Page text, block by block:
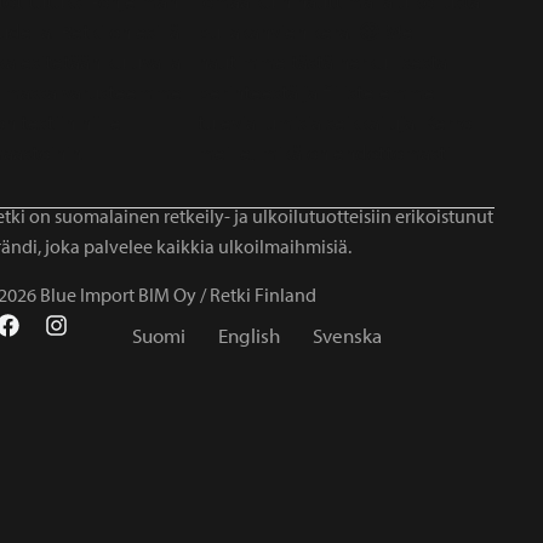
on suomalainen retkeily- ja ulkoilutuotteisiin erikoistunut
joka palvelee kaikkia ulkoilmaihmisiä.
Blue Import BIM Oy / Retki Finland
Suomi English Svenska